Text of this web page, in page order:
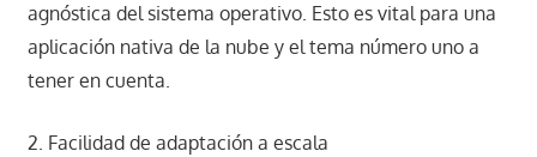
agnóstica del sistema operativo. Esto es vital para una
aplicación nativa de la nube y el tema número uno a
tener en cuenta.
2. Facilidad de adaptación a escala